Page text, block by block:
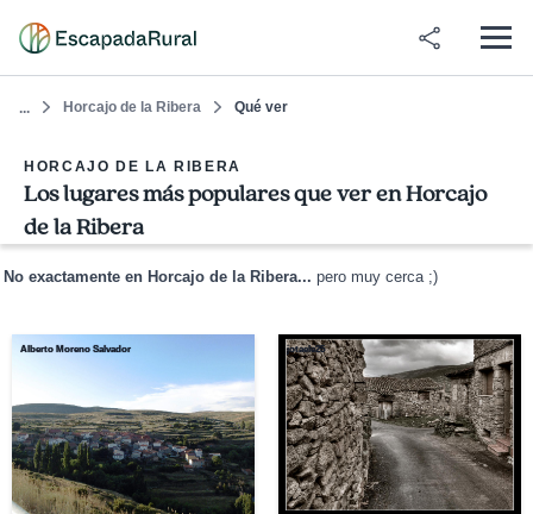
... Horcajo de la Ribera Qué ver
HORCAJO DE LA RIBERA
Los lugares más populares que ver en Horcajo
de la Ribera
No exactamente en Horcajo de la Ribera... pero muy cerca ;)
Alberto Moreno Salvador jotaele25